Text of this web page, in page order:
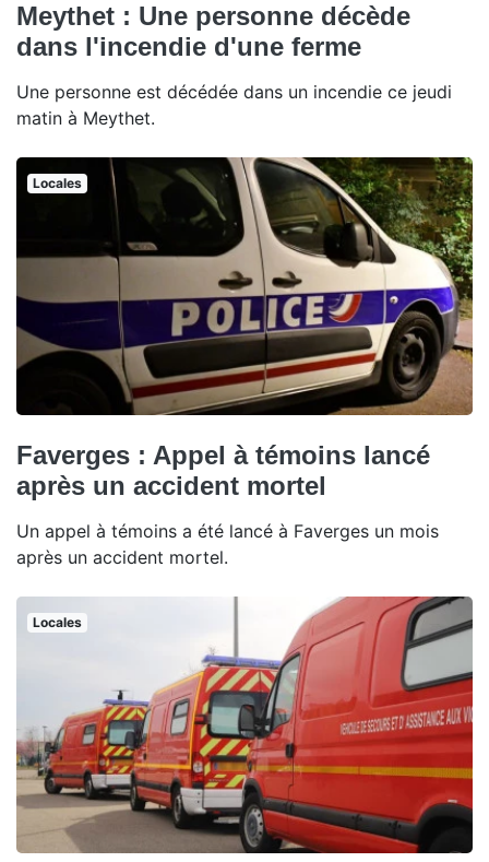
Meythet : Une personne décède
dans l'incendie d'une ferme
Une personne est décédée dans un incendie ce jeudi
matin à Meythet.
Locales
Faverges : Appel à témoins lancé
après un accident mortel
Un appel à témoins a été lancé à Faverges un mois
après un accident mortel.
Locales